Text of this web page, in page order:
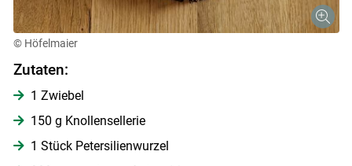
Skip to main content
© Höfelmaier
Zutaten:
1 Zwiebel
150 g Knollensellerie
1 Stück Petersilienwurzel